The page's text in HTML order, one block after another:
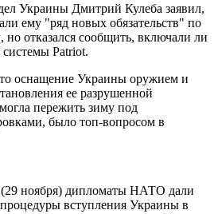
Украины Дмитрий Кулеба заявил,
ему "ряд новых обязательств" по
отказался сообщить, включали ли
Patriot.
оснащение Украины оружием и
ее разрушенной
пережить зиму под
было топ-вопросом в
ноября) дипломаты НАТО дали
вступления Украины в